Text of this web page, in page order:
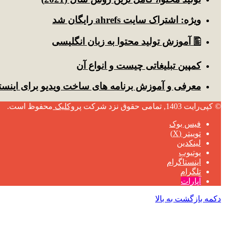
ویژه: اشتراک سایت ahrefs رایگان شد
🖺 آموزش تولید محتوا به زبان انگلیسی
کمپین تبلیغاتی چیست و انواع آن
معرفی و آموزش برنامه های ساخت ویدیو برای
© کپی‌رایت 1403, تمامی حقوق نزد شرکت پروکلیک محفوظ است.
فیس بوک
توییتر (X)
لینکدین
یوتیوب
اینستاگرام
تلگرام
آپارات
دکمه بازگشت به بالا